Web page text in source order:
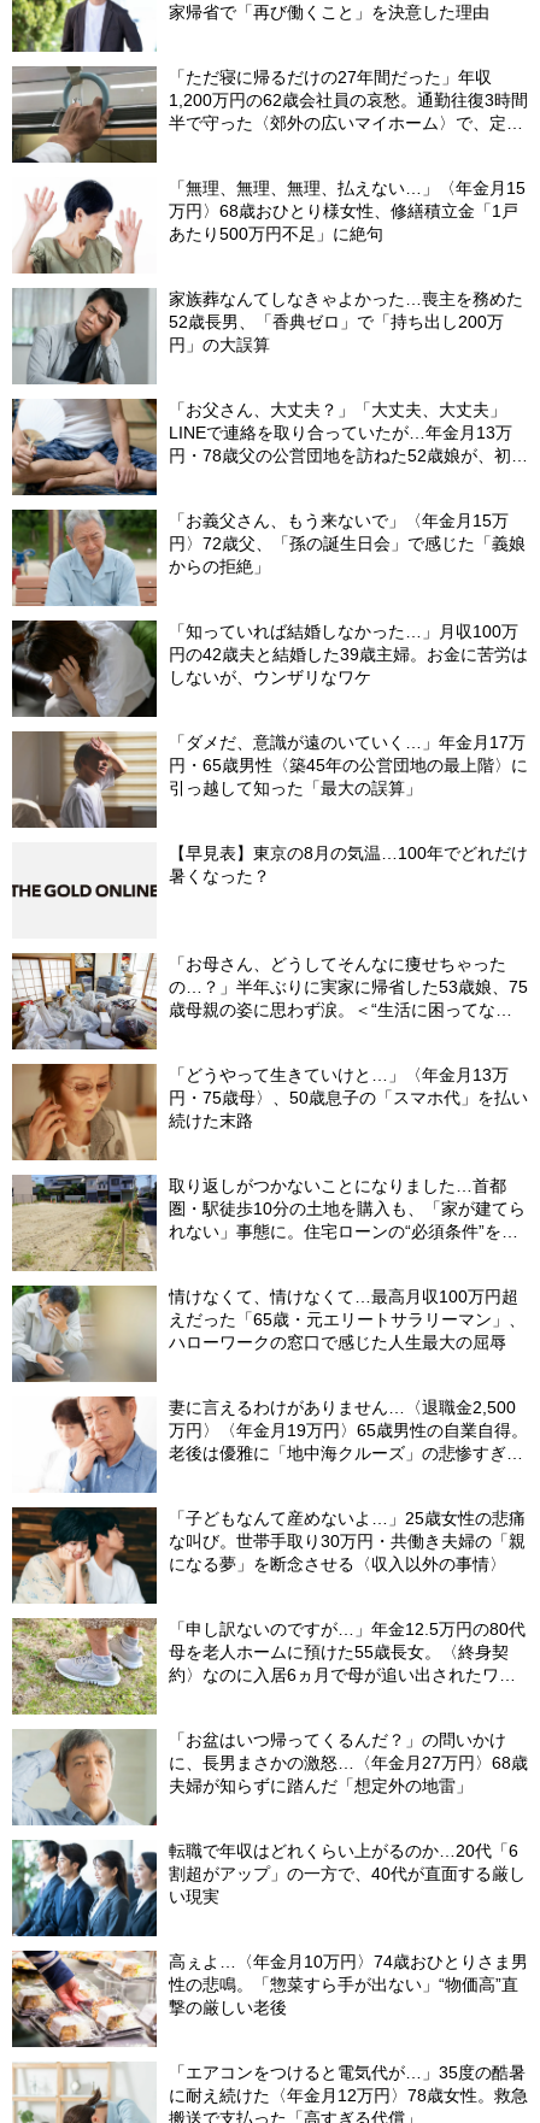
家帰省で「再び働くこと」を決意した理由
「ただ寝に帰るだけの27年間だった」年収
1,200万円の62歳会社員の哀愁。通勤往復3時間
半で守った〈郊外の広いマイホーム〉で、定年
「無理、無理、無理、払えない…」〈年金月15
万円〉68歳おひとり様女性、修繕積立金「1戸
あたり500万円不足」に絶句
家族葬なんてしなきゃよかった…喪主を務めた
52歳長男、「香典ゼロ」で「持ち出し200万
円」の大誤算
「お父さん、大丈夫？」「大丈夫、大丈夫」
LINEで連絡を取り合っていたが…年金月13万
円・78歳父の公営団地を訪ねた52歳娘が、初め
「お義父さん、もう来ないで」〈年金月15万
円〉72歳父、「孫の誕生日会」で感じた「義娘
からの拒絶」
「知っていれば結婚しなかった…」月収100万
円の42歳夫と結婚した39歳主婦。お金に苦労は
しないが、ウンザリなワケ
「ダメだ、意識が遠のいていく…」年金月17万
円・65歳男性〈築45年の公営団地の最上階〉に
引っ越して知った「最大の誤算」
【早見表】東京の8月の気温…100年でどれだけ
暑くなった？
「お母さん、どうしてそんなに痩せちゃった
の…？」半年ぶりに実家に帰省した53歳娘、75
歳母親の姿に思わず涙。＜“生活に困ってな
「どうやって生きていけと…」〈年金月13万
円・75歳母〉、50歳息子の「スマホ代」を払い
続けた末路
取り返しがつかないことになりました…首都
圏・駅徒歩10分の土地を購入も、「家が建てら
れない」事態に。住宅ローンの“必須条件”を見
情けなくて、情けなくて…最高月収100万円超
えだった「65歳・元エリートサラリーマン」、
ハローワークの窓口で感じた人生最大の屈辱
妻に言えるわけがありません…〈退職金2,500
万円〉〈年金月19万円〉65歳男性の自業自得。
老後は優雅に「地中海クルーズ」の悲惨すぎる
「子どもなんて産めないよ…」25歳女性の悲痛
な叫び。世帯手取り30万円・共働き夫婦の「親
になる夢」を断念させる〈収入以外の事情〉
「申し訳ないのですが…」年金12.5万円の80代
母を老人ホームに預けた55歳長女。〈終身契
約〉なのに入居6ヵ月で母が追い出されたワ
「お盆はいつ帰ってくるんだ？」の問いかけ
に、長男まさかの激怒…〈年金月27万円〉68歳
夫婦が知らずに踏んだ「想定外の地雷」
転職で年収はどれくらい上がるのか…20代「6
割超がアップ」の一方で、40代が直面する厳し
い現実
高ぇよ…〈年金月10万円〉74歳おひとりさま男
性の悲鳴。「惣菜すら手が出ない」“物価高”直
撃の厳しい老後
「エアコンをつけると電気代が…」35度の酷暑
に耐え続けた〈年金月12万円〉78歳女性。救急
搬送で支払った「高すぎる代償」